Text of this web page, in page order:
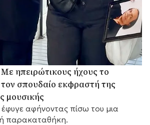
ηπειρώτικους ήχους το
τον σπουδαίο εκφραστή της
μουσικής
αφήνοντας πίσω του μια
παρακαταθήκη.